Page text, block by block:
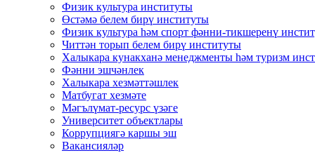
Физик культура институты
Өстәмә белем бирү институты
Физик культура һәм спорт фәнни-тикшеренү
Читтән торып белем бирү институты
Халыкара кунакханә менеджменты һәм туризм
Фәнни эшчәнлек
Халыкара хезмәттәшлек
Матбугат хезмәте
Мәгълүмат-ресурс үзәге
Университет объектлары
Коррупциягә каршы эш
Вакансияләр